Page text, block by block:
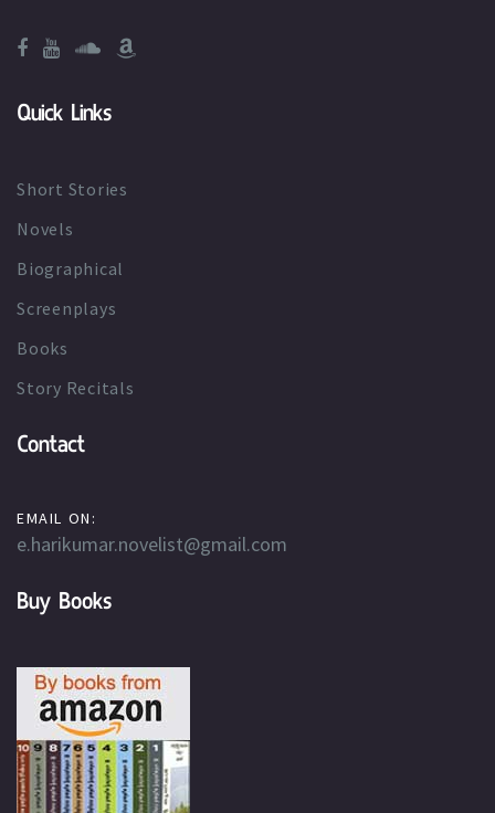
Quick Links
Short Stories
Novels
Biographical
Screenplays
Books
Story Recitals
Contact
EMAIL ON:
e.harikumar.novelist@gmail.com
Buy Books